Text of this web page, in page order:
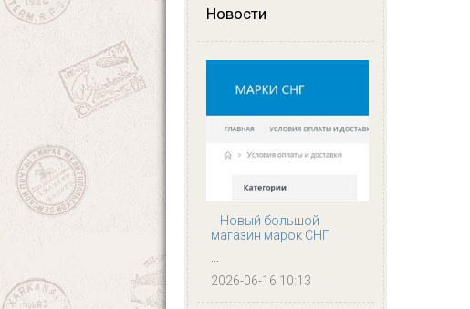
Новости
Новый большой
магазин марок СНГ
...
2026-06-16 10:13